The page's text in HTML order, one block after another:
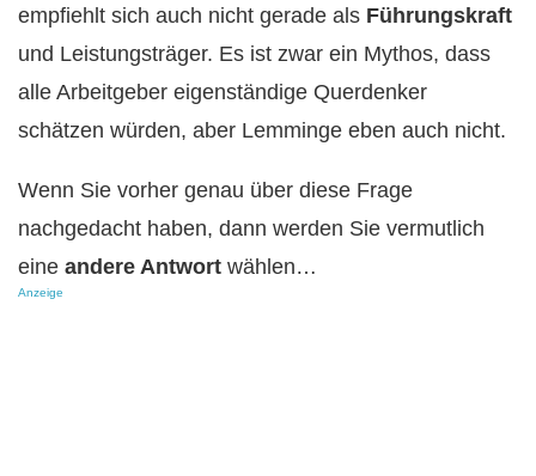
empfiehlt sich auch nicht gerade als Führungskraft
und Leistungsträger. Es ist zwar ein Mythos, dass
alle Arbeitgeber eigenständige Querdenker
schätzen würden, aber Lemminge eben auch nicht.
Wenn Sie vorher genau über diese Frage
nachgedacht haben, dann werden Sie vermutlich
eine andere Antwort wählen…
Anzeige